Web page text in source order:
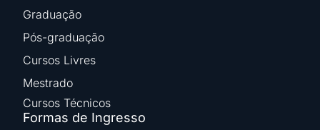
Graduação
Pós-graduação
Cursos Livres
Mestrado
Cursos Técnicos
Formas de Ingresso